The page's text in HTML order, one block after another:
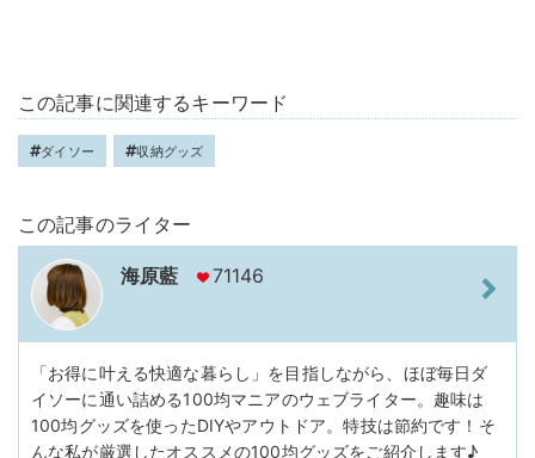
この記事に関連するキーワード
ダイソー 収納グッズ
この記事のライター
海原藍 71146
「お得に叶える快適な暮らし」を目指しながら、ほぼ毎日ダ
イソーに通い詰める100均マニアのウェブライター。趣味は
100均グッズを使ったDIYやアウトドア。特技は節約です！そ
んな私が厳選したオススメの100均グッズをご紹介します♪